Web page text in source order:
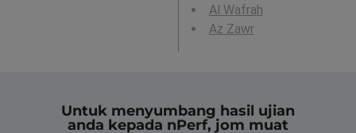
Al Wafrah
Az Zawr
Untuk menyumbang hasil ujian
anda kepada nPerf, jom muat